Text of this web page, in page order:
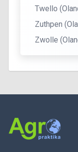
Twello
Zuthpen
Zwolle